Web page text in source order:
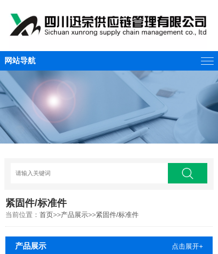
网站导航
紧固件/标准件
当前位置：首页>>产品展示>>紧固件/标准件
产品展示 点击展开+